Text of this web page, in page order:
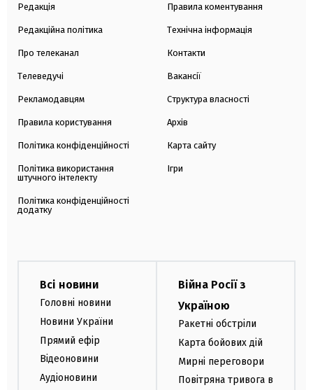
Редакція
Редакційна політика
Про телеканал
Телеведучі
Рекламодавцям
Правила користування
Політика конфіденційності
Політика використання
штучного інтелекту
Політика конфіденційності
додатку
Правила коментування
Технічна інформація
Контакти
Вакансії
Структура власності
Архів
Карта сайту
Ігри
Всі новини
Головні новини
Новини України
Прямий ефір
Відеоновини
Аудіоновини
Війна Росії з
Україною
Ракетні обстріли
Карта бойових дій
Мирні переговори
Повітряна тривога в